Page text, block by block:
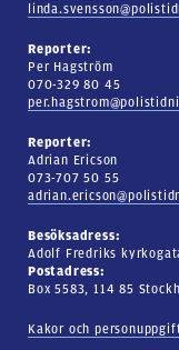
Reporter:
Per Hagström
070-329 80 45
Reporter:
Adrian Ericson
073-707 50 55
Besöksadress:
Adolf Fredriks
Postadress:
Box 5583, 114 85
Kakor och